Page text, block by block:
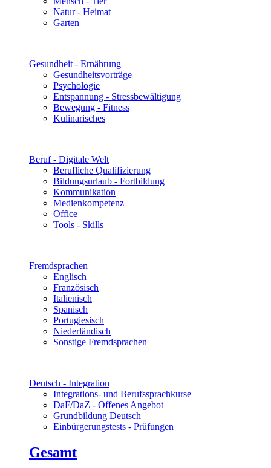
Natur - Heimat
Garten
Gesundheit - Ernährung
Gesundheitsvorträge
Psychologie
Entspannung - Stressbewältigung
Bewegung - Fitness
Kulinarisches
Beruf - Digitale Welt
Berufliche Qualifizierung
Bildungsurlaub - Fortbildung
Kommunikation
Medienkompetenz
Office
Tools - Skills
Fremdsprachen
Englisch
Französisch
Italienisch
Spanisch
Portugiesisch
Niederländisch
Sonstige Fremdsprachen
Deutsch - Integration
Integrations- und Berufssprachkurse
DaF/DaZ - Offenes Angebot
Grundbildung Deutsch
Einbürgerungstests - Prüfungen
Gesamt